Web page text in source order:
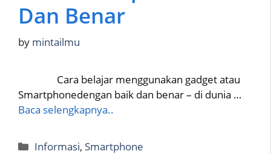
Dan Benar
by mintailmu
Cara belajar menggunakan gadget atau
Smartphonedengan baik dan benar – di dunia …
Baca selengkapnya..
Categories
Informasi, Smartphone